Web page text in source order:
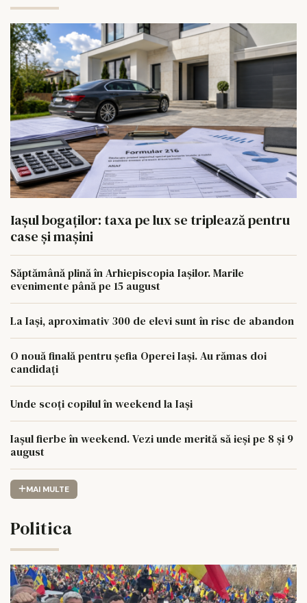
Iașul bogaților: taxa pe lux se triplează pentru
case și mașini
Săptămână plină în Arhiepiscopia Iașilor. Marile
evenimente până pe 15 august
La Iași, aproximativ 300 de elevi sunt în risc de abandon
O nouă finală pentru șefia Operei Iași. Au rămas doi
candidați
Unde scoți copilul în weekend la Iași
Iașul fierbe în weekend. Vezi unde merită să ieși pe 8 și 9
august
MAI MULTE
Politica